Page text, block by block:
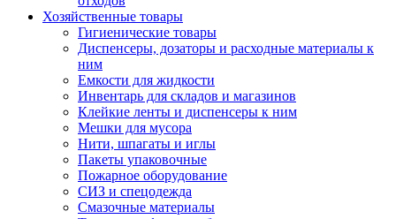
Хозяйственные товары
Гигиенические товары
Диспенсеры, дозаторы и расходные материалы к
ним
Емкости для жидкости
Инвентарь для складов и магазинов
Клейкие ленты и диспенсеры к ним
Мешки для мусора
Нити, шпагаты и иглы
Пакеты упаковочные
Пожарное оборудование
СИЗ и спецодежда
Смазочные материалы